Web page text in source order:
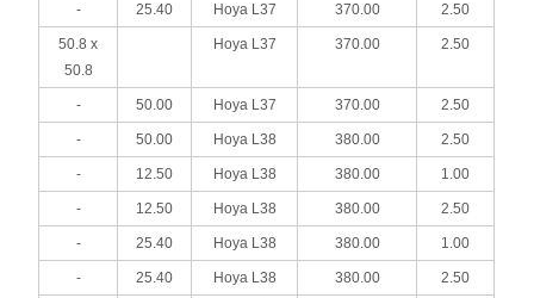
- 25.40 Hoya L37 370.00 2.50
50.8 x
50.8
Hoya L37 370.00 2.50
- 50.00 Hoya L37 370.00 2.50
- 50.00 Hoya L38 380.00 2.50
- 12.50 Hoya L38 380.00 1.00
- 12.50 Hoya L38 380.00 2.50
- 25.40 Hoya L38 380.00 1.00
- 25.40 Hoya L38 380.00 2.50